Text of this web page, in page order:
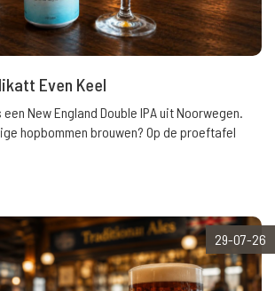
Even Keel
New England Double IPA uit Noorwegen.
hopbommen brouwen? Op de proeftafel
29-07-26